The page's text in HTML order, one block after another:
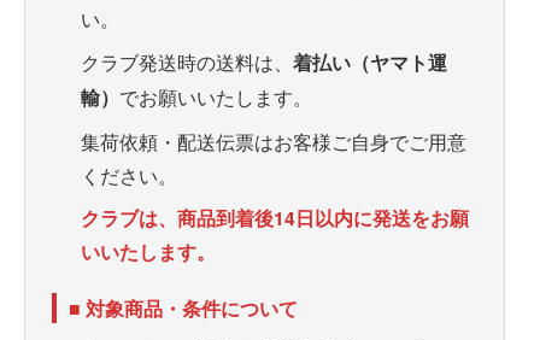
い。
クラブ発送時の送料は、着払い（ヤマト運
輸） でお願いいたします。
集荷依頼・配送伝票はお客様ご自身でご用意
ください。
クラブは、商品到着後14日以内に発送をお願
いいたします。
■ 対象商品・条件について